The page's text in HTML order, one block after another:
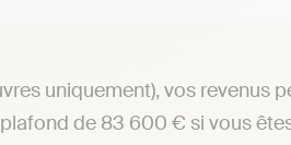
uniquement), vos revenus
de 83 600 € si vous